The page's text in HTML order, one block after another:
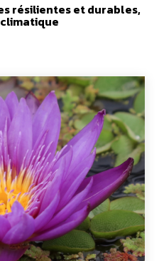
résilientes et durables,